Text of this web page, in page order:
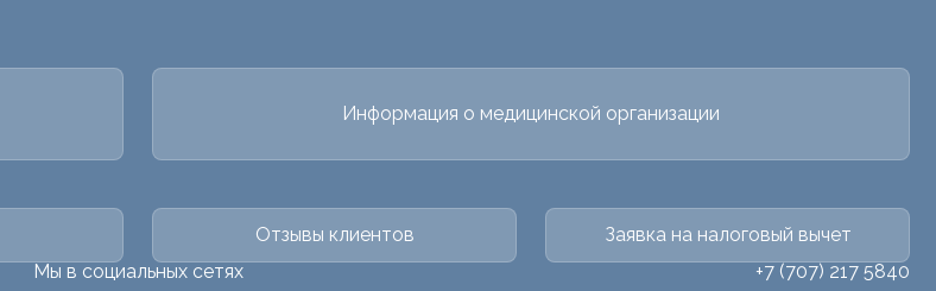
Информация о медицинской организации
Отзывы клиентов
Заявка на налоговый вычет
Мы в социальных сетях
+7 (707) 217 5840